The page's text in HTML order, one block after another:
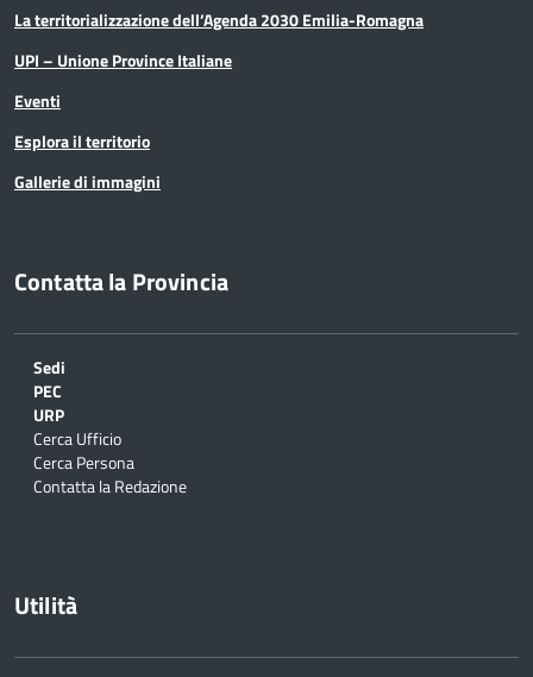
La territorializzazione dell’Agenda 2030 Emilia-Romagna
UPI – Unione Province Italiane
Eventi
Esplora il territorio
Gallerie di immagini
Contatta la Provincia
Sedi
PEC
URP
Cerca Ufficio
Cerca Persona
Contatta la Redazione
Utilità